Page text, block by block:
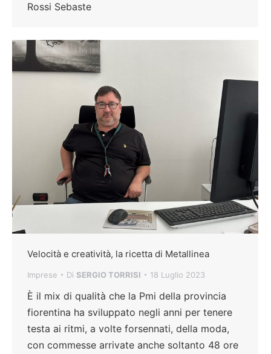
Rossi Sebaste
Velocità e creatività, la ricetta di Metallinea
Imprese Di SERGIO TORRISI 18 Luglio 2023
È il mix di qualità che la Pmi della provincia
fiorentina ha sviluppato negli anni per tenere
testa ai ritmi, a volte forsennati, della moda,
con commesse arrivate anche soltanto 48 ore